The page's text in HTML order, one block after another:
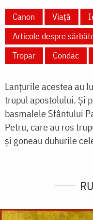
Canon Viață
Articole despre
Tropar
Condac
Lanțurile acestea au
trupul apostolului. Și
basmalele Sfântului
Petru, care au ros
și goneau duhurile